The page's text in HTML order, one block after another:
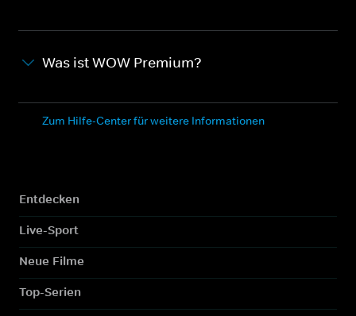
Was ist WOW Premium?
Zum Hilfe-Center für weitere Informationen
Entdecken
Live-Sport
Neue Filme
Top-Serien